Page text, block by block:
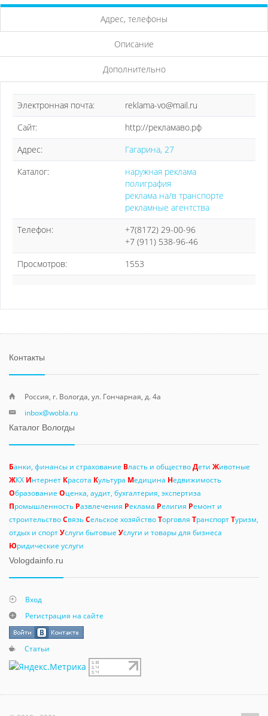
Адрес, телефоны
Описание
Дополнительно
Электронная почта:
reklama-vo@mail.ru
Сайт:
http://рекламаво.рф
Адрес:
Гагарина, 27
Каталог:
наружная реклама
полиграфия
реклама на/в транспорте
рекламные агентства
Телефон:
+7(8172) 29-00-96
+7 (911) 538-96-46
Просмотров:
1553
Контакты
Россия, г. Вологда, ул. Гончарная, д. 4а
inbox@wobla.ru
Каталог Вологды
Банки, финансы и страхование Власть и обществоДети Животные
ЖКХ Интернет Красота Культура Медицина Недвижимость
Образование Оценка, аудит, бухгалтерия, экспертиза
Промышленность Развлечения Реклама Религия Ремонт и
строительствоСвязьСельское хозяйствоТорговля ТранспортТуризм,
отдых и спортУслуги бытовые Услуги и товары для бизнеса
Юридические услуги
Vologdainfo.ru
Вход
Регистрация на сайте
Статьи